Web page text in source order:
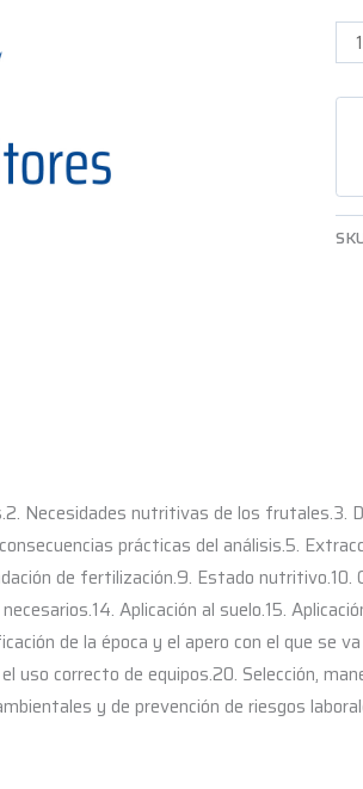
Necesidades nutritivas de los
prácticas del análisis.5.
de fertilización.9. Estado nutritivo.10.
Aplicación al suelo.15.
de la época y el apero con el que se
uso correcto de equipos.20. Selección,
y de prevención de riesgos